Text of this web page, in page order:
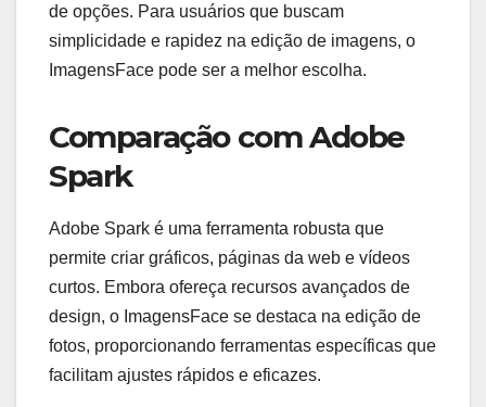
de opções. Para usuários que buscam
simplicidade e rapidez na edição de imagens, o
ImagensFace pode ser a melhor escolha.
Comparação com Adobe
Spark
Adobe Spark é uma ferramenta robusta que
permite criar gráficos, páginas da web e vídeos
curtos. Embora ofereça recursos avançados de
design, o ImagensFace se destaca na edição de
fotos, proporcionando ferramentas específicas que
facilitam ajustes rápidos e eficazes.